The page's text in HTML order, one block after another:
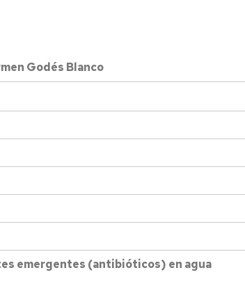
Godés Blanco
emergentes (antibióticos) en agua